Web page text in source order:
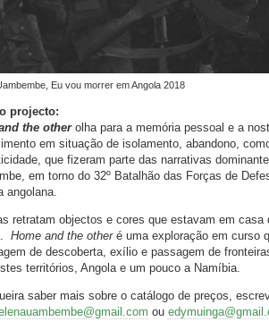
Eu vou morrer em Angola 2018
projecto:
the otherolha para a memória pessoal e a
em situação de isolamento, abandono,
que fizeram parte das narrativas
em torno do 32º Batalhão das Forças de
angolana.
retratam objectos e cores que estavam em casa
Home and the otheré uma exploração em curso
de descoberta, exílio e passagem de
territórios, Angola e um pouco a Namíbia.
saber mais sobre o catálogo de preços,
ou